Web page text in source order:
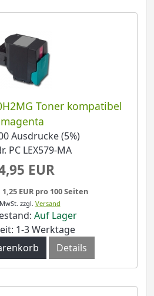
Toner kompatibel
magenta
Ausdrucke (5%)
PC LEX579-MA
EUR
EUR pro 100 Seiten
zzgl. Versand
Auf Lager
1-3 Werktage
Details